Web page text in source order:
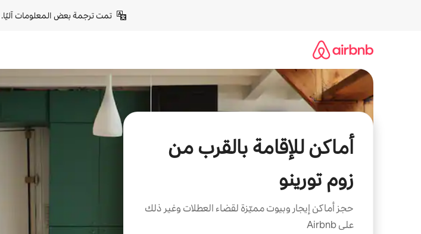
تمت ترجمة بعض المعلومات آليًا.
أماكن للإقامة بالقرب من
زوم تورينو
حجز أماكن إيجار وبيوت مميّزة لقضاء العطلات وغير ذلك
على Airbnb